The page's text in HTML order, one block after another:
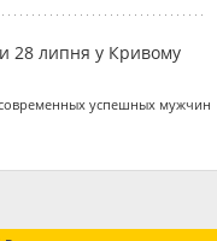
28 липня у Кривому
успешных мужчин